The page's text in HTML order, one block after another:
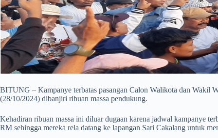
BITUNG – Kampanye terbatas pasangan Calon Walikota dan Wakil
(28/10/2024) dibanjiri ribuan massa pendukung.
Kehadiran ribuan massa ini diluar dugaan karena jadwal kampanye
RM sehingga mereka rela datang ke lapangan Sari Cakalang untuk